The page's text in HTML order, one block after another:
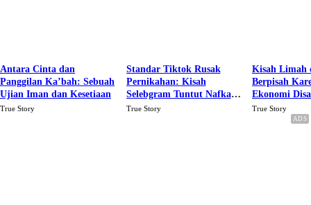
Antara Cinta dan
Panggilan Ka’bah: Sebuah
Ujian Iman dan Kesetiaan
True Story
Standar Tiktok Rusak
Pernikahan: Kisah
Selebgram Tuntut Nafkah
Rp.15 Juta Perbulan
True Story
Kisah Limah
Berpisah
Ekonomi
Karena Cinta
True Story